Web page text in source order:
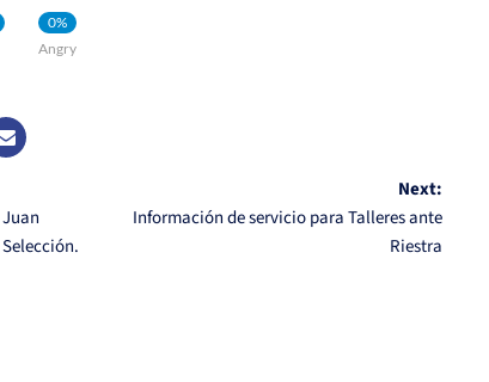
0%
Angry
Next:
Información de servicio para Talleres ante
Riestra